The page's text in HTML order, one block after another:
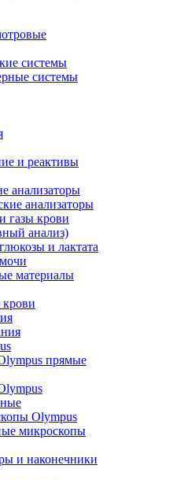
системы
системы
и реактивы
анализаторы
анализаторы
газы крови
анализ)
и лактата
материалы
крови
прямые
Olympus
микроскопы
и наконечники